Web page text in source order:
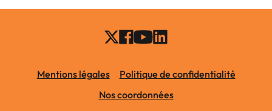
Mentions légales
Politique de confidentialité
Nos coordonnées